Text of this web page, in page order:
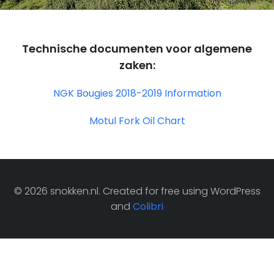
Technische documenten voor algemene
zaken:
NGK Bougies 2018-2019 Information
Motul Fork Oil Chart
© 2026 snokken.nl. Created for free using WordPress
and Colibri